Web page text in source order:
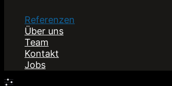
Referenzen
Über uns
Team
Kontakt
Jobs